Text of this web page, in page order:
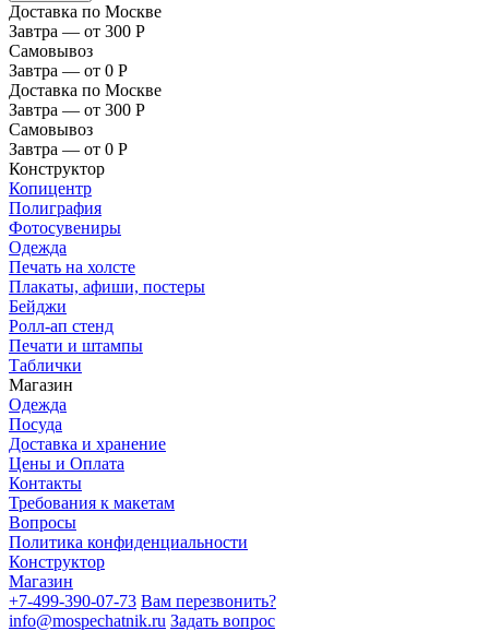
Доставка по Москве
Завтра — от 300 Р
Самовывоз
Завтра — от 0 Р
Доставка по Москве
Завтра — от 300 Р
Самовывоз
Завтра — от 0 Р
Конструктор
Копицентр
Полиграфия
Фотосувениры
Одежда
Печать на холсте
Плакаты, афиши, постеры
Бейджи
Ролл-ап стенд
Печати и штампы
Таблички
Магазин
Одежда
Посуда
Доставка и хранение
Цены и Оплата
Контакты
Требования к макетам
Вопросы
Политика конфиденциальности
Конструктор
Магазин
+7-499-390-07-73 Вам перезвонить?
info@mospechatnik.ru Задать вопрос